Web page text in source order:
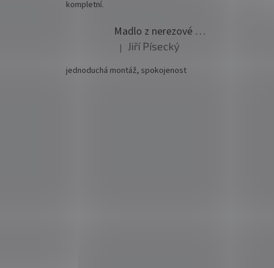
kompletní.
Madlo z nerezové oceli pr. 42,4mm komplet - model 0116 - 3000mm
Hodnocení produktu je 5 z 5 hvězdiček.
| Jiří Písecký
jednoduchá montáž, spokojenost